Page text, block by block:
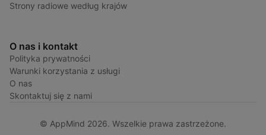
Strony radiowe według krajów
O nas i kontakt
Polityka prywatności
Warunki korzystania z usługi
O nas
Skontaktuj się z nami
© AppMind 2026. Wszelkie prawa zastrzeżone.